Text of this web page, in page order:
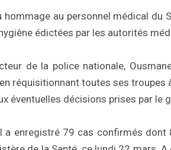
hommage au personnel médical du
édictées par les autorités
de la police nationale,
réquisitionnant toutes ses troupes
éventuelles décisions prises par le
a enregistré 79 cas confirmés